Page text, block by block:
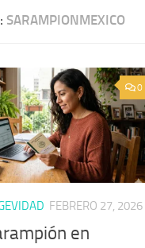
SARAMPIONMEXICO
0
FEBRERO 27, 2026
en